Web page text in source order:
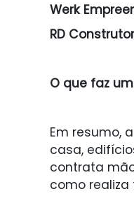
Werk
RD
O que faz
Em resumo,
casa,
contrata
como